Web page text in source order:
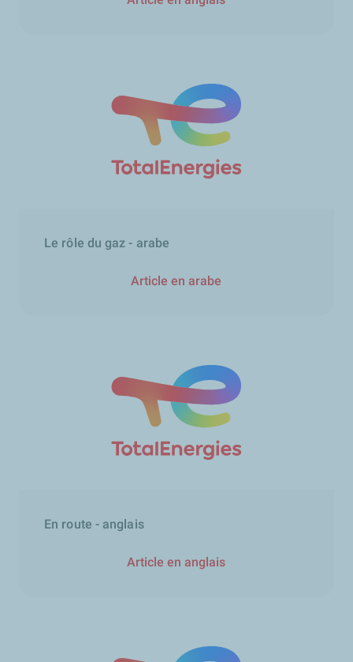
Le rôle du gaz - arabe
Article en arabe
En route - anglais
Article en anglais